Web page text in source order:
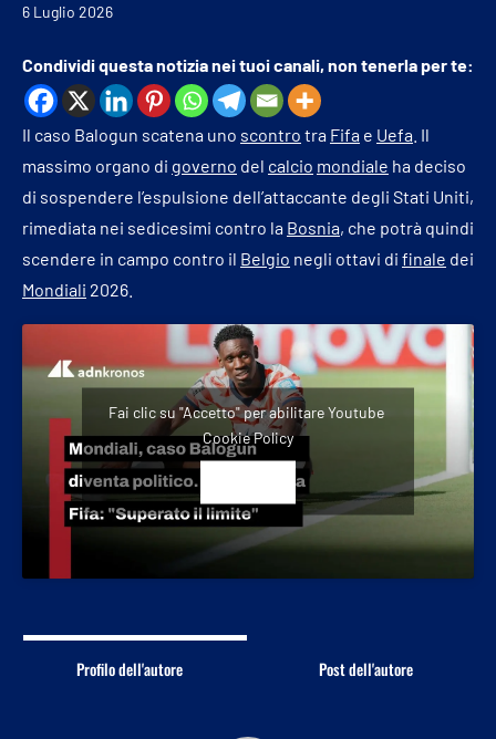
6 Luglio 2026
Condividi questa notizia nei tuoi canali, non tenerla per te:
Il caso Balogun scatena uno scontro tra Fifa e Uefa . Il
massimo organo di governo del calcio mondiale ha deciso
di sospendere l’espulsione dell’attaccante degli Stati Uniti,
rimediata nei sedicesimi contro la Bosnia, che potrà quindi
scendere in campo contro il Belgio negli ottavi di finale dei
Mondiali 2026.
Fai clic su "Accetto" per abilitare Youtube
Cookie Policy
Profilo dell'autore Post dell'autore